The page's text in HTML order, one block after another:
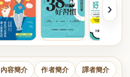
›
內容簡介 作者簡介 譯者簡介